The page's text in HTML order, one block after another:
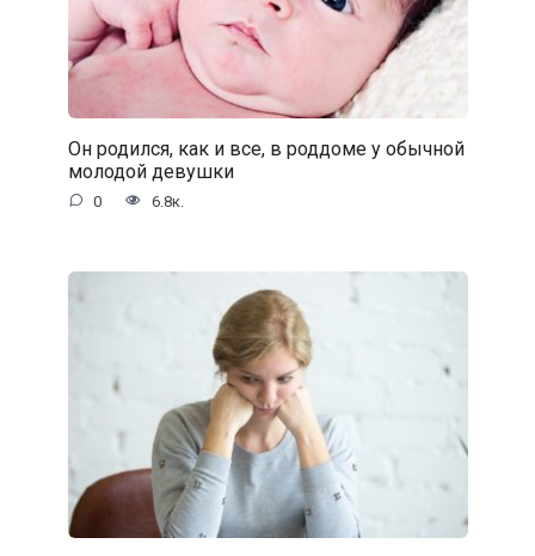
Он родился, как и все, в роддоме у обычной
молодой девушки
0 6.8к.